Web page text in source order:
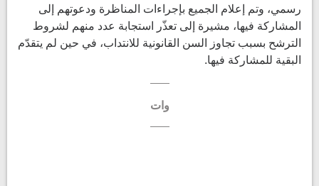
رسمي، وتم إعلام الجميع بإجراءات المناظرة ودعوتهم إلى
المشاركة فيها، مشيرة إلى تعذّر استجابة عدد منهم لشروط
الترشح بسبب تجاوز السن القانونية للانتداب، في حين لم يتقدّم
البقية للمشاركة فيها.
وات